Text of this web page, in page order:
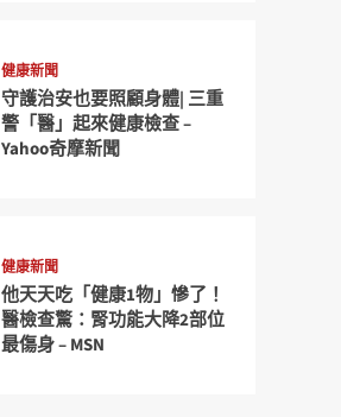
健康新聞
守護治安也要照顧身體| 三重
警「醫」起來健康檢查 –
Yahoo奇摩新聞
健康新聞
他天天吃「健康1物」慘了！
醫檢查驚：腎功能大降2部位
最傷身 – MSN